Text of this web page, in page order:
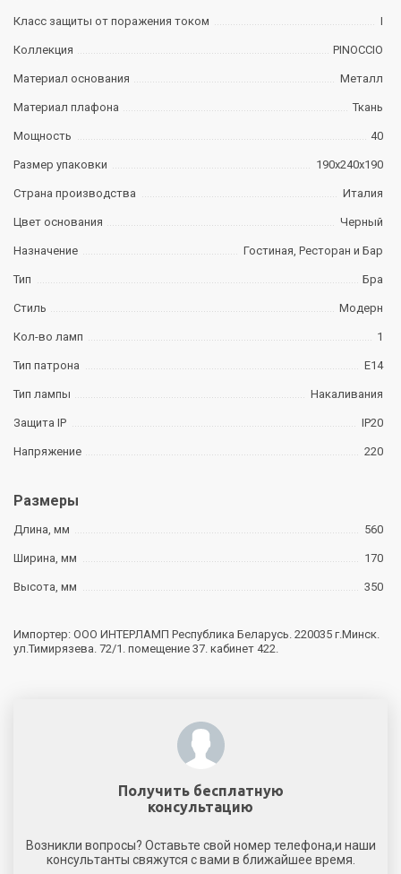
Класс защиты от поражения током I
Коллекция PINOCCIO
Материал основания Металл
Материал плафона Ткань
Мощность 40
Размер упаковки 190х240х190
Страна производства Италия
Цвет основания Черный
Назначение Гостиная, Ресторан и Бар
Тип Бра
Стиль Модерн
Кол-во ламп 1
Тип патрона E14
Тип лампы Накаливания
Защита IP IP20
Напряжение 220
Размеры
Длина, мм 560
Ширина, мм 170
Высота, мм 350
Импортер: ООО ИНТЕРЛАМП Республика Беларусь. 220035 г.Минск.
ул.Тимирязева. 72/1. помещение 37. кабинет 422.
Получить бесплатную
консультацию
Возникли вопросы? Оставьте свой номер телефона,и наши
консультанты свяжутся с вами в ближайшее время.